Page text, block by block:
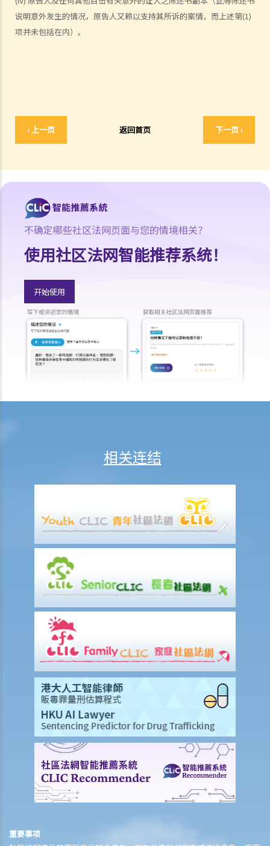
说明意外发生的情况，原告人又赖以支持其所诉的案情，而上述第(1)
项并未包括在内）。
‹ 上一页 返回首页 下一页 ›
怎样才算是因工及在雇用期间遭遇意外（简称工伤意外）？
在甚么情况下，雇主不需要为其雇员的工伤负上赔偿责任？
工伤或有关意外之报告
雇员可否向劳工处报告与工作有关的意外？
如何安排支付工伤赔偿？
若然我不能与雇主和平地解决工伤赔偿问题，将案件呈交法院的时限是
若然我对条例所给予的补偿感到不满，或者我认为雇主忽略了应有的安
人寿保险
受保人已失踪了数年，其保单受益人可否向保险公司索取死亡赔偿？
在处理索偿时，保险公司会否接受中医发出的医疗报告 / 医生纸？
如果我的保单已经失效，但我重新缴交保费以尝试令保单「复效」。我
我为同一项目（如住院或家居意外）购买了数份保险。我可否从所有保
意外或个人伤亡保险
「意外受伤」的一般定义是甚么？如果我受了伤但没有表面伤痕，我可
否向保险公司索偿？
「永久伤残」和「暂时性伤残」的一般定义是甚么？保险公司支付了一
笔永久伤残赔偿给我，但两年后我奇迹地复原，保险公司可否向我讨回
部分赔偿？
在人身伤亡诉讼中，我已从犯错一方获得赔偿。这些赔偿会否抵销保险
公司的赔款？
如果我的居所和屋内家具均已损毁，保险公司会否全数赔偿我的损失？
保险公司会否在支付赔偿之前先作出专业评估？
我是大厦内某个单位的业主，而大厦本身已经购有第三者责任保险。如
果有访客或住客在大厦内遇上意外受伤，我是否可以置身事外？
我对赔偿金额及保险代理 / 保险公司的行为极之不满。我应否诉诸法庭
或向其他认可机构投诉？法庭或其他机构有否就每项索偿或投诉设立赔
偿上限？
大埔火灾特定情况
保障？
不确定哪些社区法网页面与您的情境相关？
使用社区法网智能推荐系统！
开始使用
相关连结
重要事项